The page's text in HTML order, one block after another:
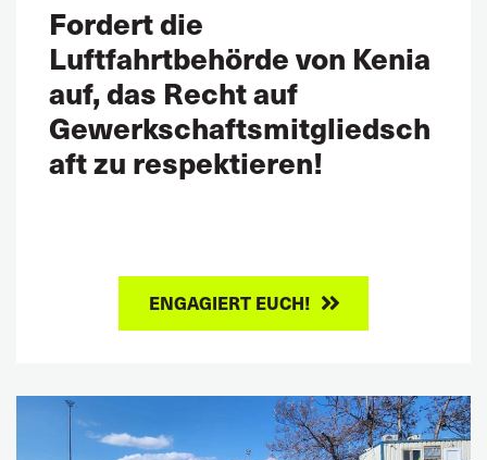
Fordert die
Luftfahrtbehörde von Kenia
auf, das Recht auf
Gewerkschaftsmitgliedsch
aft zu respektieren!
ENGAGIERT EUCH!